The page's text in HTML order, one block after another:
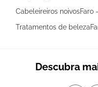
Cabeleireiros noivosFaro
Tratamentos de
Descubra